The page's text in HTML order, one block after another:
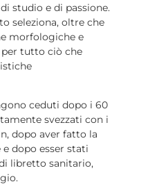
studio e di passione.
seleziona, oltre che
morfologiche e
tutto ciò che
ceduti dopo i 60
svezzati con i
dopo aver fatto la
dopo esser stati
libretto sanitario,